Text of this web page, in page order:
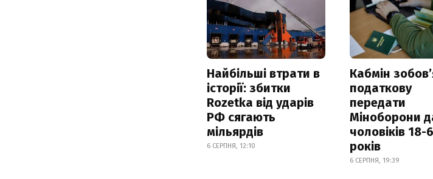
Найбільші втрати в
історії: збитки
Rozetka від ударів
РФ сягають
мільярдів
6 СЕРПНЯ, 12:10
Кабмін
податкову
передати
Міноборони
чоловіків 18-
років
6 СЕРПНЯ, 19:39